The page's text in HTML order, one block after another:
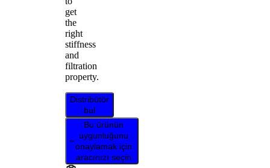
get
the
right
stiffness
and
filtration
property.
Distribütör
bul
Bu ürünün
uygunluğunu
onaylamak için
aracınızı seçin